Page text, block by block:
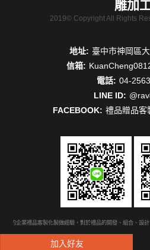
雕加
2019© Copyright All Rights
地址: 臺中市神岡區
信箱:
電話: 04-
LINE ID:
FACEBOOK: 禮品贈品客
富的企業禮品客製化製做經驗，對於禮品的開發、組合、設
加入好友